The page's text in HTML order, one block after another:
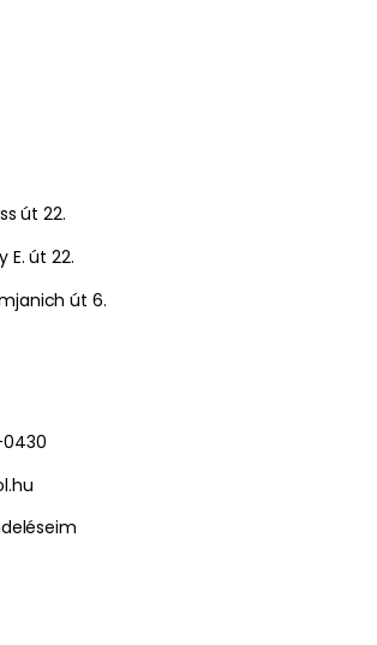
út 22.
E. út 22.
út 6.